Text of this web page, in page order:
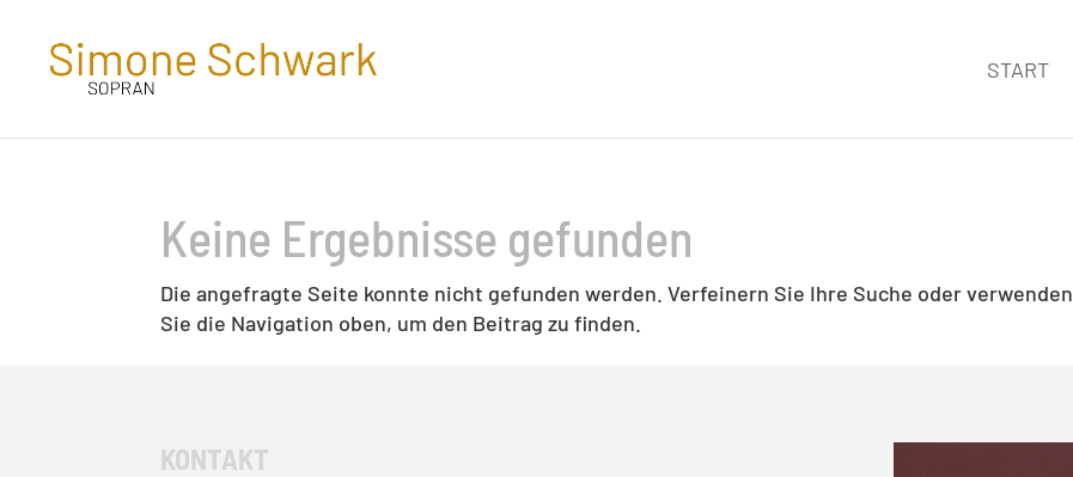
START
Keine Ergebnisse gefunden
Die angefragte Seite konnte nicht gefunden werden. Verfeinern Sie Ihre Suche oder verwenden
Sie die Navigation oben, um den Beitrag zu finden.
KONTAKT